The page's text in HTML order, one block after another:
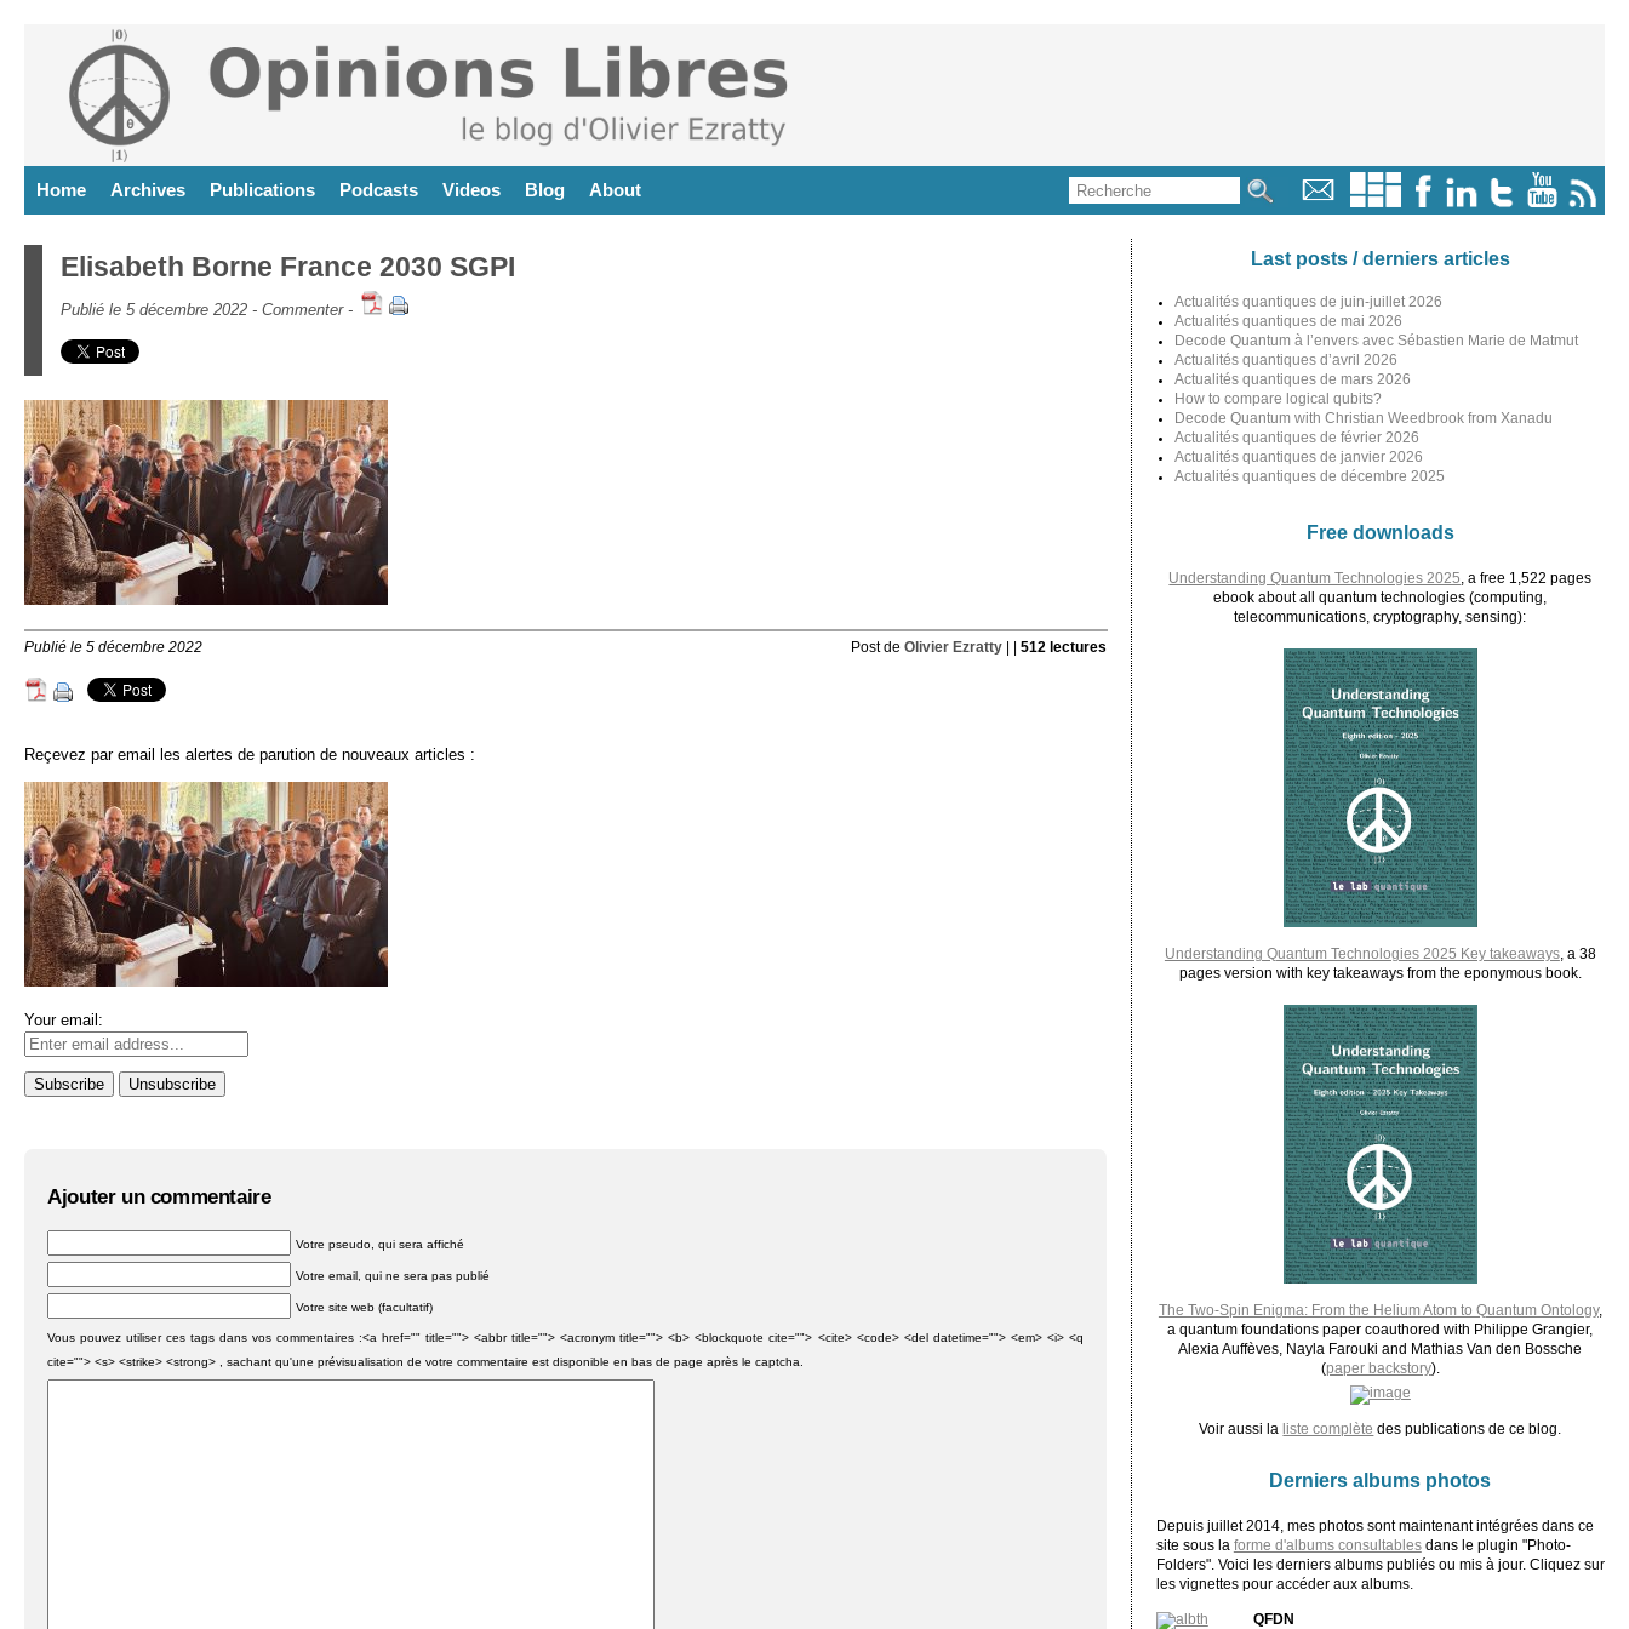
Home Archives Publications Podcasts Videos Blog About
Elisabeth Borne France 2030 SGPI
Publié le 5 décembre 2022 - Commenter-
Publié le 5 décembre 2022 Post de Olivier Ezratty| | 512 lectures
Reçevez par email les alertes de parution de nouveaux articles :
Your email:
Ajouter un commentaire
Votre pseudo, qui sera affiché
Votre email, qui ne sera pas publié
Votre site web (facultatif)
Vous pouvez utiliser ces tags dans vos commentaires :<a href="" title=""> <abbr title=""> <acronym title=""> <b> <blockquote cite=""> <cite> <code> <del datetime=""> <em> <i> <q
cite=""> <s> <strike> <strong> , sachant qu'une prévisualisation de votre commentaire est disponible en bas de page après le captcha.
Last posts / derniers articles
Actualités quantiques de juin-juillet 2026
Actualités quantiques de mai 2026
Decode Quantum à l’envers avec Sébastien Marie de Matmut
Actualités quantiques d’avril 2026
Actualités quantiques de mars 2026
How to compare logical qubits?
Decode Quantum with Christian Weedbrook from Xanadu
Actualités quantiques de février 2026
Actualités quantiques de janvier 2026
Actualités quantiques de décembre 2025
Free downloads
Understanding Quantum Technologies 2025 , a free 1,522 pages
ebook about all quantum technologies (computing,
telecommunications, cryptography, sensing):
Understanding Quantum Technologies 2025 Key takeaways, a 38
pages version with key takeaways from the eponymous book.
The Two-Spin Enigma: From the Helium Atom to Quantum Ontology,
a quantum foundations paper coauthored with Philippe Grangier,
Alexia Auffèves, Nayla Farouki and Mathias Van den Bossche
(paper backstory).
Voir aussi la liste complète des publications de ce blog.
Derniers albums photos
Depuis juillet 2014, mes photos sont maintenant intégrées dans ce
site sous la forme d'albums consultablesdans le plugin "Photo-
Folders". Voici les derniers albums publiés ou mis à jour. Cliquez sur
les vignettes pour accéder aux albums.
QFDN